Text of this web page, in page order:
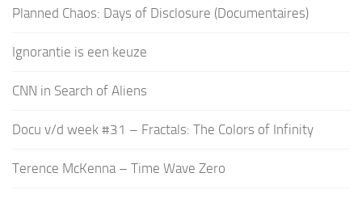
Planned Chaos: Days of Disclosure (Documentaires)
Ignorantie is een keuze
CNN in Search of Aliens
Docu v/d week #31 – Fractals: The Colors of Infinity
Terence McKenna – Time Wave Zero